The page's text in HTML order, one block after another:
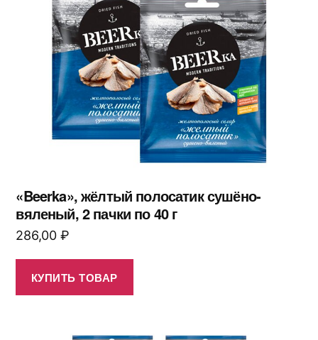
«Beerka», жёлтый полосатик сушёно-
вяленый, 2 пачки по 40 г
286,00 ₽
КУПИТЬ ТОВАР